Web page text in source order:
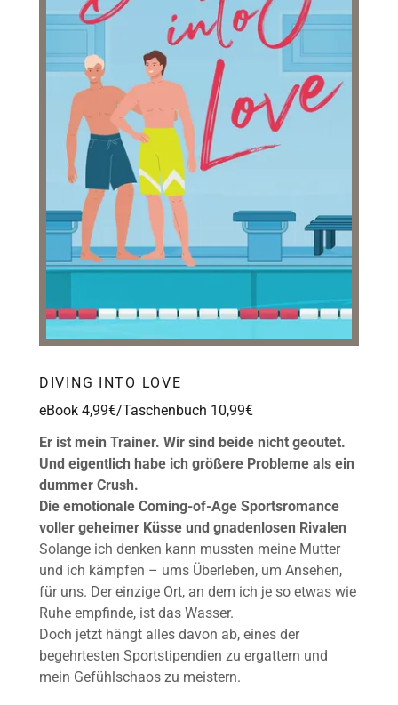
DIVING INTO LOVE
eBook 4,99€/Taschenbuch 10,99€
Er ist mein Trainer. Wir sind beide nicht geoutet.
Und eigentlich habe ich größere Probleme als ein
dummer Crush.
Die emotionale Coming-of-Age Sportsromance
voller geheimer Küsse und gnadenlosen Rivalen
Solange ich denken kann mussten meine Mutter
und ich kämpfen – ums Überleben, um Ansehen,
für uns. Der einzige Ort, an dem ich je so etwas wie
Ruhe empfinde, ist das Wasser.
Doch jetzt hängt alles davon ab, eines der
begehrtesten Sportstipendien zu ergattern und
mein Gefühlschaos zu meistern.